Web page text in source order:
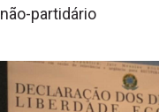
não-partidário